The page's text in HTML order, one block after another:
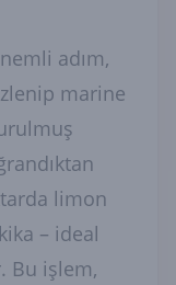
adım,
marine
limon
– ideal
Bu işlem,